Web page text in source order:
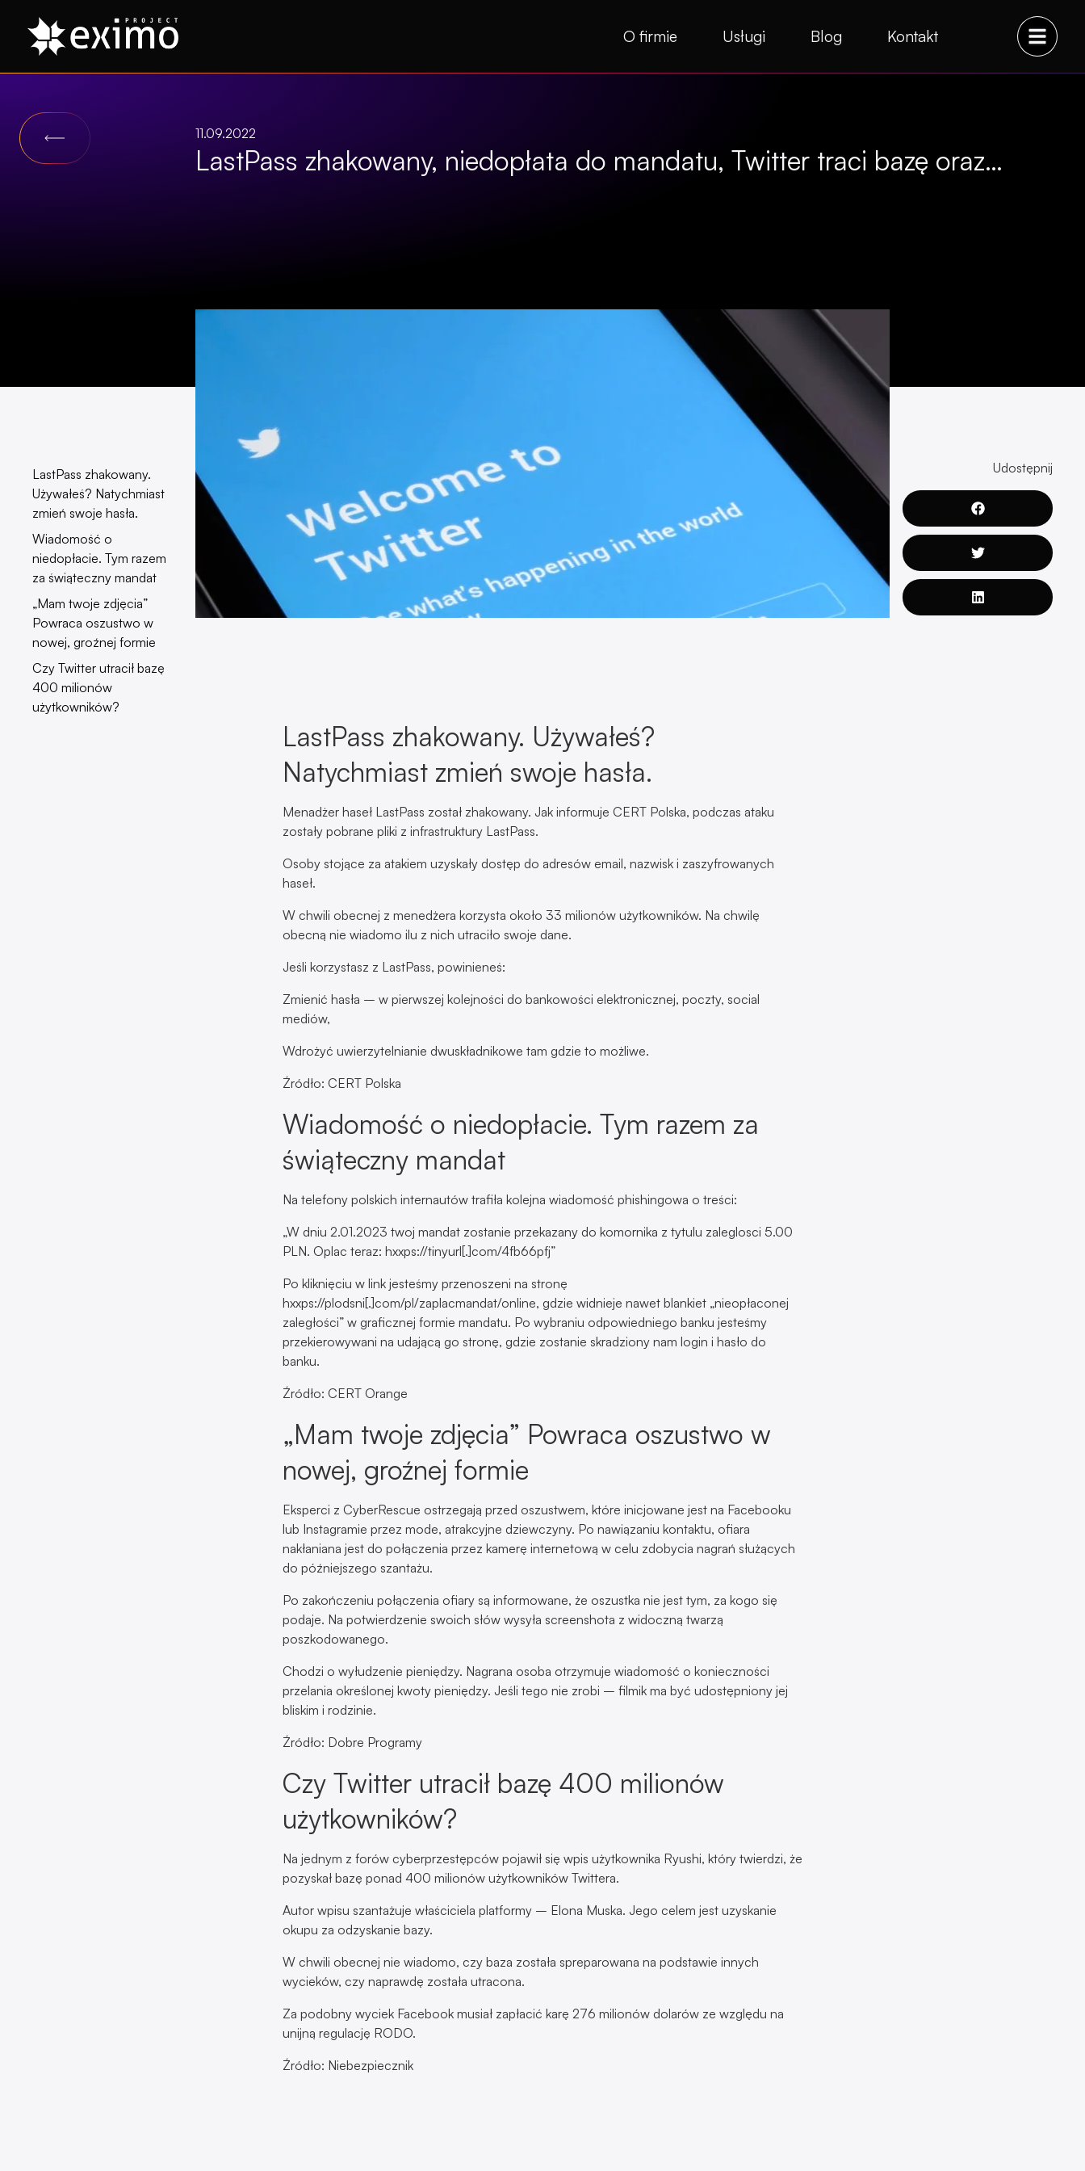
O firmie Usługi Blog Kontakt
11.09.2022
LastPass zhakowany, niedopłata do mandatu, Twitter traci bazę oraz…
LastPass zhakowany.
Używałeś? Natychmiast
zmień swoje hasła.
Wiadomość o
niedopłacie. Tym razem
za świąteczny mandat
„Mam twoje zdjęcia”
Powraca oszustwo w
nowej, groźnej formie
Czy Twitter utracił bazę
400 milionów
użytkowników?
LastPass zhakowany. Używałeś?
Natychmiast zmień swoje hasła.
Menadżer haseł LastPass został zhakowany. Jak informuje CERT Polska, podczas ataku
zostały pobrane pliki z infrastruktury LastPass.
Osoby stojące za atakiem uzyskały dostęp do adresów email, nazwisk i zaszyfrowanych
haseł.
W chwili obecnej z menedżera korzysta około 33 milionów użytkowników. Na chwilę
obecną nie wiadomo ilu z nich utraciło swoje dane.
Jeśli korzystasz z LastPass, powinieneś:
Zmienić hasła – w pierwszej kolejności do bankowości elektronicznej, poczty, social
mediów,
Wdrożyć uwierzytelnianie dwuskładnikowe tam gdzie to możliwe.
Źródło: CERT Polska
Wiadomość o niedopłacie. Tym razem za
świąteczny mandat
Na telefony polskich internautów trafiła kolejna wiadomość phishingowa o treści:
„W dniu 2.01.2023 twoj mandat zostanie przekazany do komornika z tytulu zaleglosci 5.00
PLN. Oplac teraz: hxxps://tinyurl[.]com/4fb66pfj”
Po kliknięciu w link jesteśmy przenoszeni na stronę
hxxps://plodsni[.]com/pl/zaplacmandat/online, gdzie widnieje nawet blankiet „nieopłaconej
zaległości” w graficznej formie mandatu. Po wybraniu odpowiedniego banku jesteśmy
przekierowywani na udającą go stronę, gdzie zostanie skradziony nam login i hasło do
banku.
Źródło: CERT Orange
„Mam twoje zdjęcia” Powraca oszustwo w
nowej, groźnej formie
Eksperci z CyberRescue ostrzegają przed oszustwem, które inicjowane jest na Facebooku
lub Instagramie przez mode, atrakcyjne dziewczyny. Po nawiązaniu kontaktu, ofiara
nakłaniana jest do połączenia przez kamerę internetową w celu zdobycia nagrań służących
do późniejszego szantażu.
Po zakończeniu połączenia ofiary są informowane, że oszustka nie jest tym, za kogo się
podaje. Na potwierdzenie swoich słów wysyła screenshota z widoczną twarzą
poszkodowanego.
Chodzi o wyłudzenie pieniędzy. Nagrana osoba otrzymuje wiadomość o konieczności
przelania określonej kwoty pieniędzy. Jeśli tego nie zrobi – filmik ma być udostępniony jej
bliskim i rodzinie.
Źródło: Dobre Programy
Czy Twitter utracił bazę 400 milionów
użytkowników?
Na jednym z forów cyberprzestępców pojawił się wpis użytkownika Ryushi, który twierdzi, że
pozyskał bazę ponad 400 milionów użytkowników Twittera.
Autor wpisu szantażuje właściciela platformy – Elona Muska. Jego celem jest uzyskanie
okupu za odzyskanie bazy.
W chwili obecnej nie wiadomo, czy baza została spreparowana na podstawie innych
wycieków, czy naprawdę została utracona.
Za podobny wyciek Facebook musiał zapłacić karę 276 milionów dolarów ze względu na
unijną regulację RODO.
Źródło: Niebezpiecznik
Udostępnij